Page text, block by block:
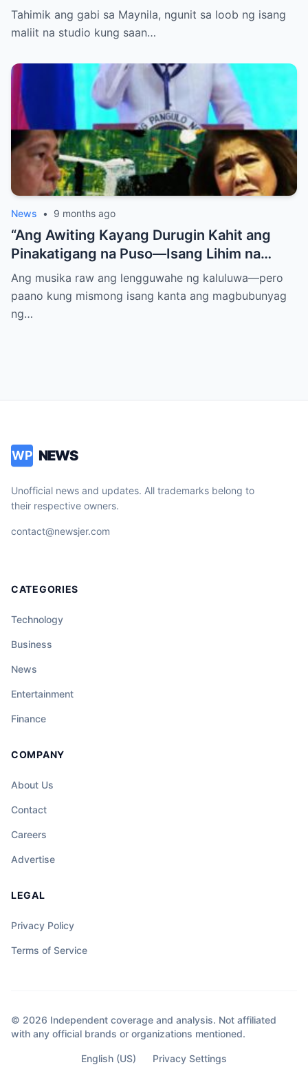
ANG MAKIKINABANG! — SAL PANELO
Tahimik ang gabi sa Maynila, ngunit sa loob ng isang
maliit na studio kung saan…
News • 9 months ago
“Ang Awiting Kayang Durugin Kahit ang
Pinakatigang na Puso—Isang Lihim na
Himig na Maglalantad ng Sakit,
Pagkakawatak, at mga Kapatid na
Nakalimot Magmahal
Ang musika raw ang lengguwahe ng kaluluwa—pero
paano kung mismong isang kanta ang magbubunyag
ng…
WP NEWS
Unofficial news and updates. All trademarks belong to
their respective owners.
contact@newsjer.com
CATEGORIES
Technology
Business
News
Entertainment
Finance
COMPANY
About Us
Contact
Careers
Advertise
LEGAL
Privacy Policy
Terms of Service
© 2026 Independent coverage and analysis. Not affiliated
with any official brands or organizations mentioned.
English (US) Privacy Settings